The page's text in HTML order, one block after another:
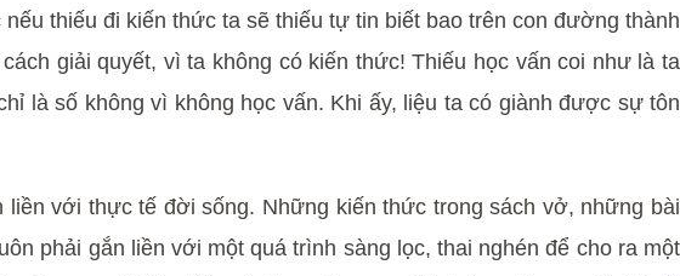
thiếu đi kiến thức ta sẽ thiếu tự tin biết bao trên con đường thành
giải quyết, vì ta không có kiến thức! Thiếu học vấn coi như là ta
là số không vì không học vấn. Khi ấy, liệu ta có giành được sự tôn
với thực tế đời sống. Những kiến thức trong sách vở, những bài
phải gắn liền với một quá trình sàng lọc, thai nghén để cho ra một